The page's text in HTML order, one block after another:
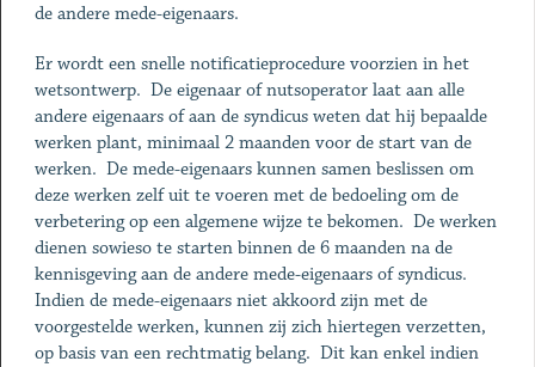
de andere mede-eigenaars.
Er wordt een snelle notificatieprocedure voorzien in het
wetsontwerp. De eigenaar of nutsoperator laat aan alle
andere eigenaars of aan de syndicus weten dat hij bepaalde
werken plant, minimaal 2 maanden voor de start van de
werken. De mede-eigenaars kunnen samen beslissen om
deze werken zelf uit te voeren met de bedoeling om de
verbetering op een algemene wijze te bekomen. De werken
dienen sowieso te starten binnen de 6 maanden na de
kennisgeving aan de andere mede-eigenaars of syndicus.
Indien de mede-eigenaars niet akkoord zijn met de
voorgestelde werken, kunnen zij zich hiertegen verzetten,
op basis van een rechtmatig belang. Dit kan enkel indien